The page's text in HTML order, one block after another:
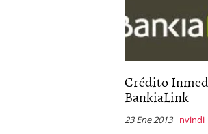
Crédito
BankiaLink
23 Ene 2013 nvindi